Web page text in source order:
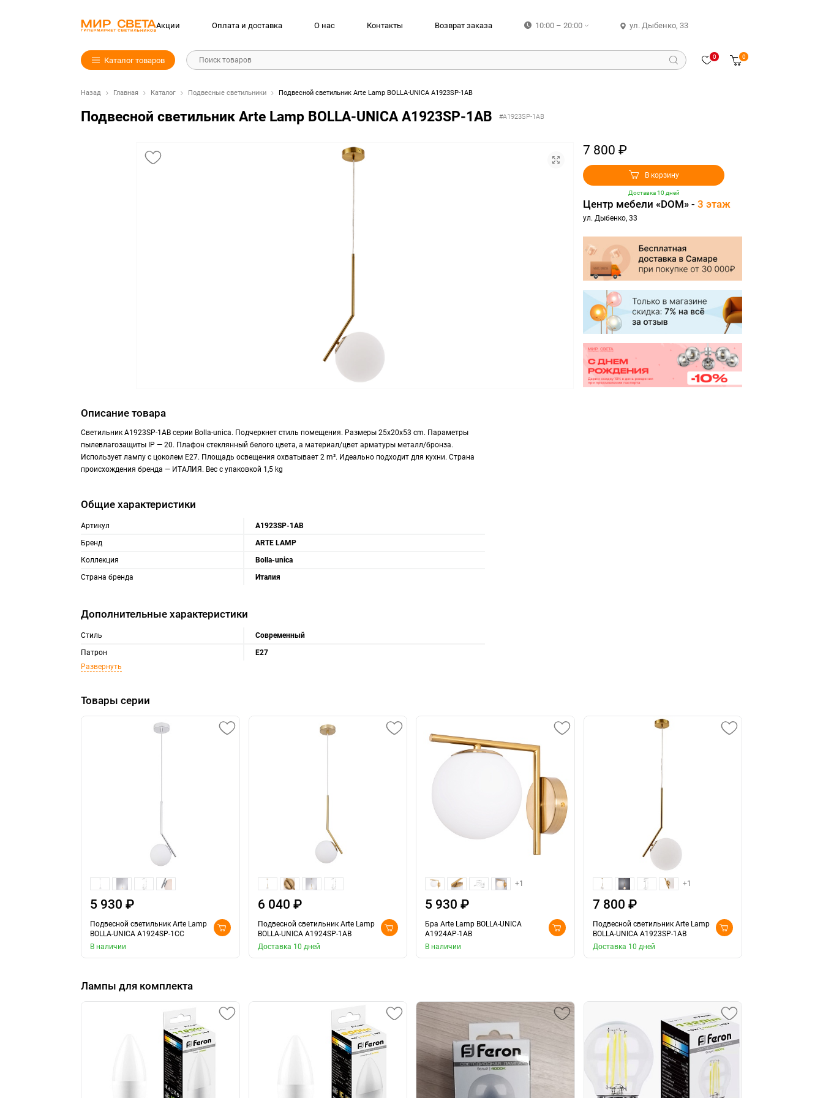
Акции Оплата и доставка О нас Контакты Возврат заказа 10:00 – 20:00 ул. Дыбенко, 33
Каталог товаров Поиск товаров 0 0
Назад Главная Каталог Подвесные светильники Подвесной светильник Arte Lamp BOLLA-UNICA A1923SP-1AB
Подвесной светильник Arte Lamp BOLLA-UNICA A1923SP-1AB #A1923SP-1AB
7 800 ₽
В корзину
Доставка 10 дней
Центр мебели «DOM» - 3 этаж
ул. Дыбенко, 33
Описание товара
Светильник A1923SP-1AB серии Bolla-unica. Подчеркнет стиль помещения. Размеры 25x20x53 cm. Параметры
пылевлагозащиты IP — 20. Плафон стеклянный белого цвета, а материал/цвет арматуры металл/бронза.
Использует лампу с цоколем E27. Площадь освещения охватывает 2 m². Идеально подходит для кухни. Страна
происхождения бренда — ИТАЛИЯ. Вес с упаковкой 1,5 kg
Общие характеристики
Артикул
A1923SP-1AB
Бренд
ARTE LAMP
Коллекция
Bolla-unica
Страна бренда
Италия
Дополнительные характеристики
Стиль
Современный
Патрон
E27
Развернуть
Товары серии
5 930 ₽
Подвесной светильник Arte Lamp
BOLLA-UNICA A1924SP-1CC
В наличии
6 040 ₽
Подвесной светильник Arte Lamp
BOLLA-UNICA A1924SP-1AB
Доставка 10 дней
+1
5 930 ₽
Бра Arte Lamp BOLLA-UNICA
A1924AP-1AB
В наличии
+1
7 800 ₽
Подвесной светильник Arte Lamp
BOLLA-UNICA A1923SP-1AB
Доставка 10 дней
Лампы для комплекта